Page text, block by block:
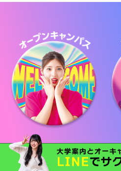
ファッション・ビューティ総合学科